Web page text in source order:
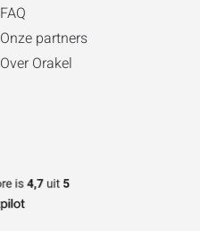
FAQ
Onze partners
Over Orakel